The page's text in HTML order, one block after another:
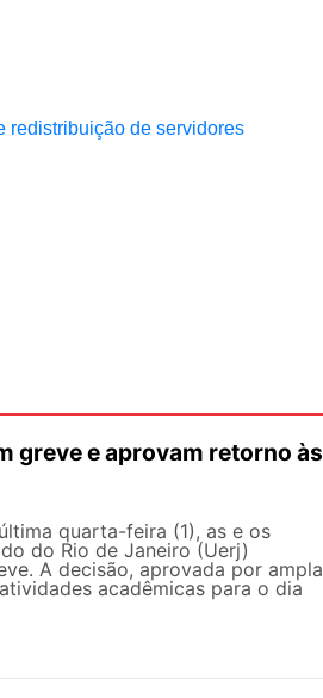
redistribuição de servidores
greve e aprovam retorno às
quarta-feira (1), as e os
do Rio de Janeiro (Uerj)
A decisão, aprovada por ampla
acadêmicas para o dia